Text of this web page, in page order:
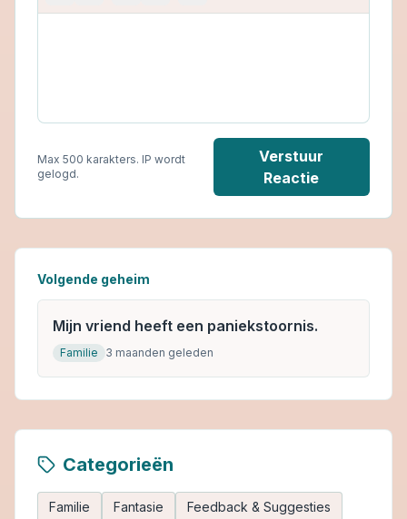
Max 500 karakters. IP wordt
gelogd.
Verstuur
Reactie
Volgende geheim
Mijn vriend heeft een paniekstoornis.
Familie 3 maanden geleden
Categorieën
Familie Fantasie
Feedback & Suggesties